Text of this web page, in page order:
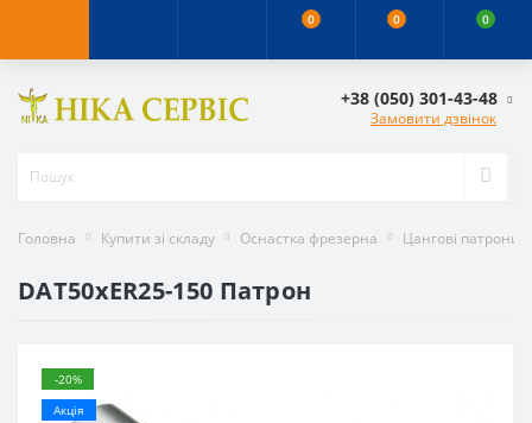
0 0 0
+38 (050) 301-43-48
Замовити дзвінок
Головна Купити зі складу Оснастка фрезерна Цангові патрони
DAT50xER25-150 Патрон
-20%
Акція